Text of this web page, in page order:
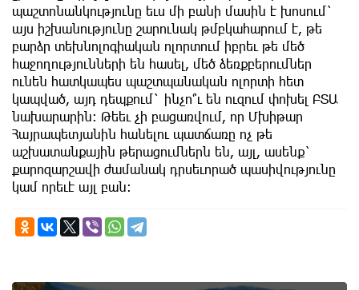
պաշտոնանկությունը եւս մի բանի մասին է խոսում`
այս իշխանությունը շարունակ թմբկահարում է, թե
բարձր տեխնոլոգիական ոլորտում իբրեւ թե մեծ
հաջողությունների են հասել, մեծ ձեռքբերումներ
ունեն հատկապես պաշտպանական ոլորտի հետ
կապված, այդ դեպքում` ինչո՞ւ են ուզում փոխել ԲՏԱ
նախարարին: Թեեւ չի բացառվում, որ Մխիթար
Հայրապետյանին հանելու պատճառը ոչ թե
աշխատանքային թերացումներն են, այլ, ասենք`
քարոզարշավի ժամանակ դրսեւորած պասիվությունը
կամ որեւէ այլ բան: